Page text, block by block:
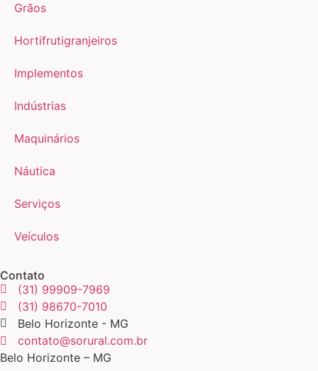
Grãos
Hortifrutigranjeiros
Implementos
Indústrias
Maquinários
Náutica
Serviços
Veículos
Contato
(31) 99909-7969
(31) 98670-7010
Belo Horizonte - MG
contato@sorural.com.br
Belo Horizonte – MG